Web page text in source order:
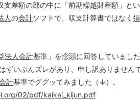
支差額の部の中に「前期繰越財産額」と
人の会計ソフトで、収支計算書ではなく
法人会計基準」を念頭に回答していまし
ずいぶんズレがあり、申し訳ありませんで
計基準でググッてみました（↓）。
02/pdf/kaikei_kijun.pdf